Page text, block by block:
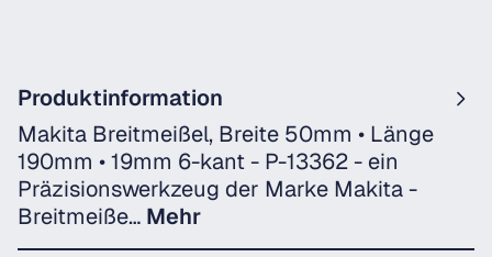
Produktinformation
Makita Breitmeißel, Breite 50mm • Länge
190mm • 19mm 6-kant - P-13362 - ein
Präzisionswerkzeug der Marke Makita -
Breitmeiße… Mehr